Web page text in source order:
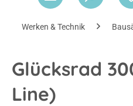
Werken & Technik
Glücksrad
Line)